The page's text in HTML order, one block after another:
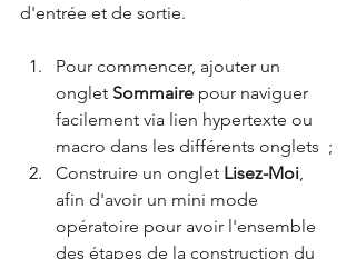
d'entrée et de sortie.
Pour commencer, ajouter un
onglet Sommaire pour naviguer
facilement via lien hypertexte ou
macro dans les différents onglets  ;
Construire un onglet Lisez-Moi
afin d'avoir un mini mode
opératoire pour avoir l'ensemble
des étapes de la construction du